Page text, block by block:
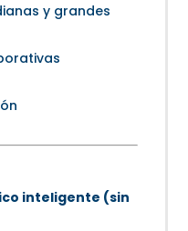
y grandes
inteligente (sin